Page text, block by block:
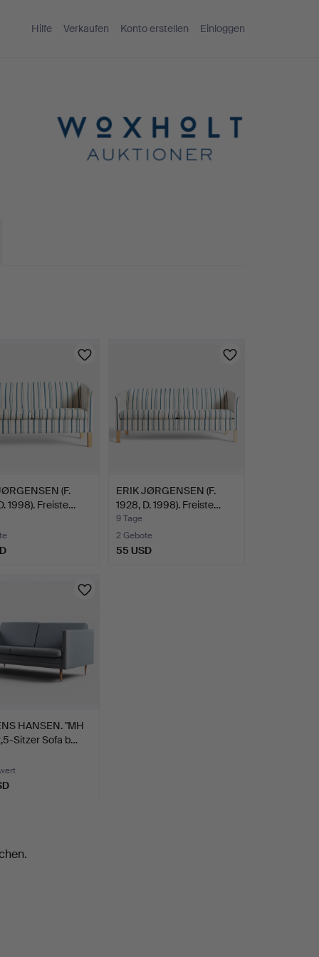
Hilfe Verkaufen Konto erstellen Einloggen
(F.
1998). Freiste…
ERIK JØRGENSEN (F.
1928, D. 1998). Freiste…
9 Tage
2 Gebote
55 USD
HANSEN. "MH
Sitzer Sofa b…